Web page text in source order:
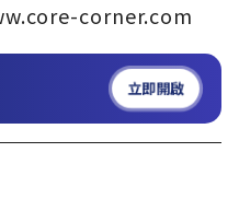
corner.com
立即開啟